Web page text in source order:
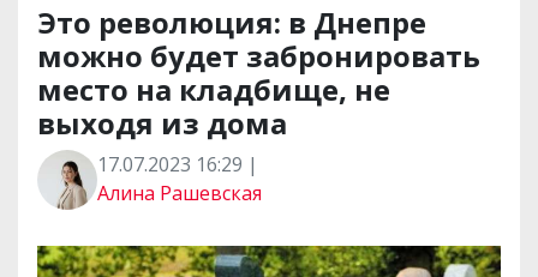
Это революция: в Днепре
можно будет забронировать
место на кладбище, не
выходя из дома
17.07.2023 16:29 |
Алина Рашевская